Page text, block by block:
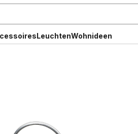
LeuchtenWohnideen